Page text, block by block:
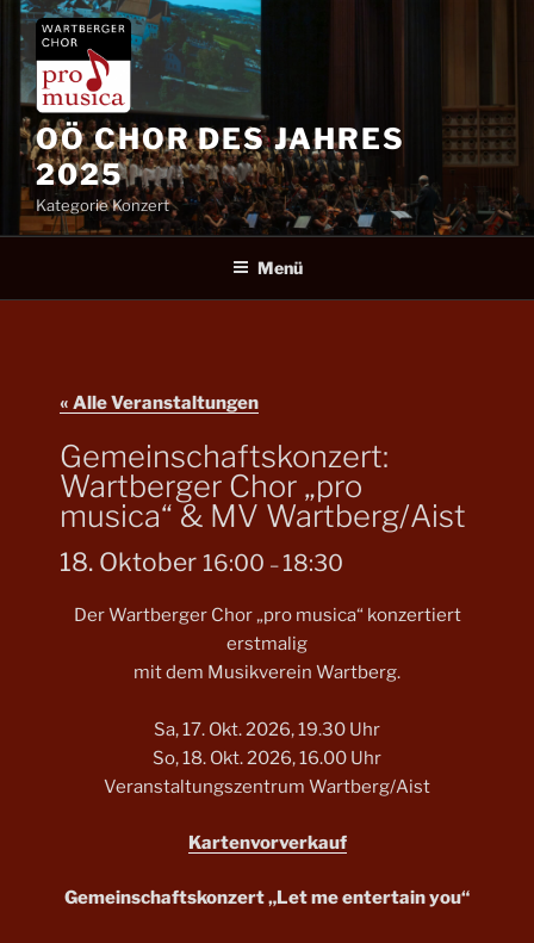
Zum
Inhalt
springen
OÖ CHOR DES JAHRES
2025
Kategorie Konzert
Menü
« Alle Veranstaltungen
Gemeinschaftskonzert:
Wartberger Chor „pro
musica“ & MV Wartberg/Aist
18. Oktober 16:00 – 18:30
Der Wartberger Chor „pro musica“ konzertiert
erstmalig
mit dem Musikverein Wartberg.
Sa, 17. Okt. 2026, 19.30 Uhr
So, 18. Okt. 2026, 16.00 Uhr
Veranstaltungszentrum Wartberg/Aist
Kartenvorverkauf
Gemeinschaftskonzert „Let me entertain you“